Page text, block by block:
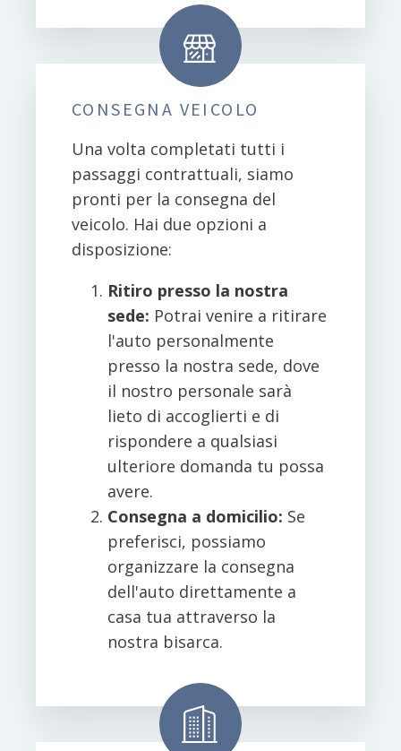
CONSEGNA VEICOLO
Una volta completati tutti i
passaggi contrattuali, siamo
pronti per la consegna del
veicolo. Hai due opzioni a
disposizione:
Ritiro presso la nostra
sede: Potrai venire a ritirare
l'auto personalmente
presso la nostra sede, dove
il nostro personale sarà
lieto di accoglierti e di
rispondere a qualsiasi
ulteriore domanda tu possa
avere.
Consegna a domicilio: Se
preferisci, possiamo
organizzare la consegna
dell'auto direttamente a
casa tua attraverso la
nostra bisarca.